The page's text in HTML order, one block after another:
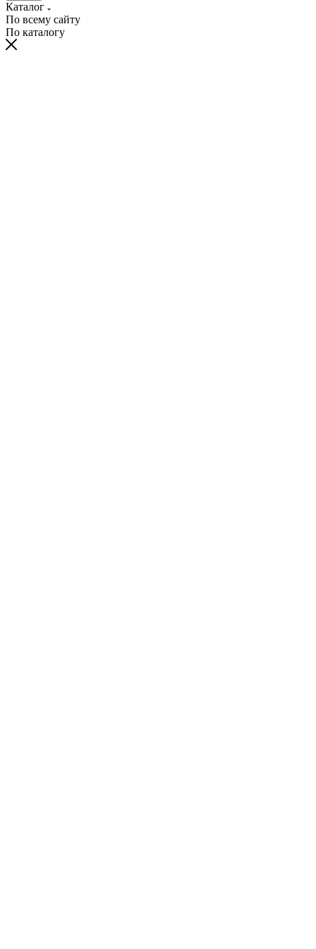
Каталог
По всему сайту
По каталогу